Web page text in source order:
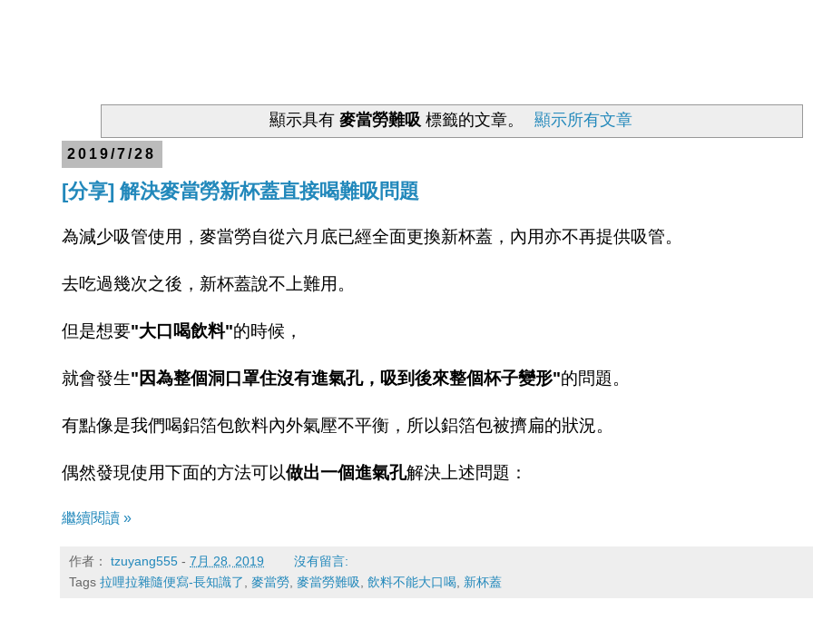
顯示具有 麥當勞難吸 標籤的文章。 顯示所有文章
2019/7/28
[分享] 解決麥當勞新杯蓋直接喝難吸問題
為減少吸管使用，麥當勞自從六月底已經全面更換新杯蓋，內用亦不再提供吸管。
去吃過幾次之後，新杯蓋說不上難用。
但是想要"大口喝飲料"的時候，
就會發生"因為整個洞口罩住沒有進氣孔，吸到後來整個杯子變形"的問題。
有點像是我們喝鋁箔包飲料內外氣壓不平衡，所以鋁箔包被擠扁的狀況。
偶然發現使用下面的方法可以做出一個進氣孔解決上述問題：
繼續閱讀 »
作者： tzuyang555 - 7月 28, 2019
沒有留言:
Tags 拉哩拉雜隨便寫-長知識了 麥當勞 麥當勞難吸 飲料不能大口喝 新杯蓋